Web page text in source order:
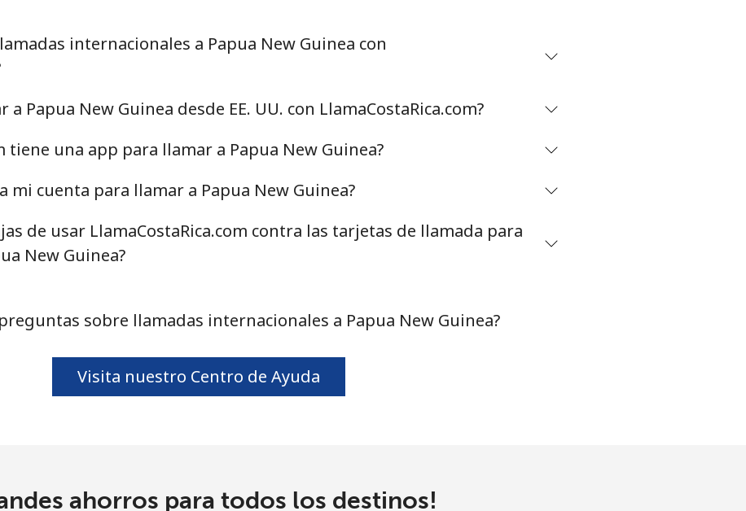
⁦21.5¢⁩ 23 min por ⁦$5⁩
37 min por ⁦$5⁩
⁦1.5¢⁩
333 min por ⁦$5⁩
internacionales a Papua New Guinea con
a Papua New Guinea desde EE. UU. con LlamaCostaRica.com?
tiene una app para llamar a Papua New Guinea?
mi cuenta para llamar a Papua New Guinea?
de usar LlamaCostaRica.com contra las tarjetas de llamada para
New Guinea?
sobre llamadas internacionales a Papua New Guinea?
Visita nuestro Centro de Ayuda
ahorros para todos los destinos!